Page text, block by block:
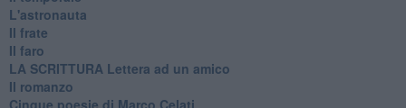
L'astronauta
Il frate
Il faro
​LA SCRITTURA Lettera ad un amico
Il romanzo
Cinque poesie di Marco Celati